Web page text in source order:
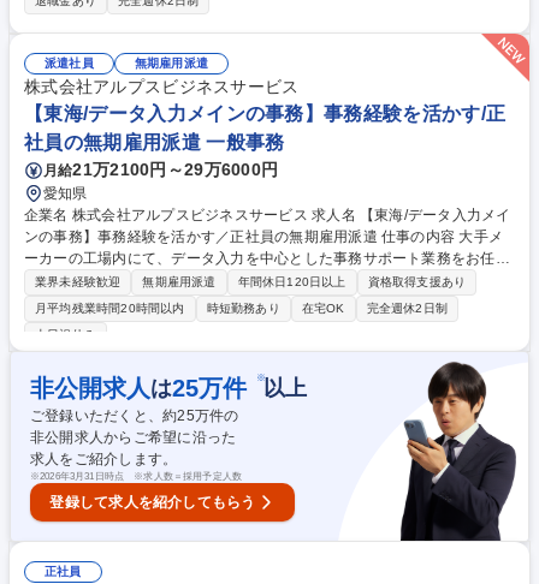
務、現場改善業務 【働き方】入社後2026年度中は日勤×土日休みでの勤
務。2027年4月以降は夜勤を含む交代勤務を担っていただく予定です。※
交代手当が別途支給されます。※詳細は備考欄へ 【当社について】ユニク
ロの「ヒートテック」や「ウルトラライトダウン」の素材にも当社の技術
が使われています。 募集職種 業界経験不問！【名古屋】製造オペレータ
ー(日勤→シフト勤務)/土日休み
派遣社員 無期雇用派遣
株式会社アルプスビジネスサービス
【東海/データ入力メインの事務】事務経験を活かす/正
社員の無期雇用派遣 一般事務
月給21万2100円～29万6000円
愛知県
企業名 株式会社アルプスビジネスサービス 求人名 【東海/データ入力メイ
ンの事務】事務経験を活かす／正社員の無期雇用派遣 仕事の内容 大手メ
ーカーの工場内にて、データ入力を中心とした事務サポート業務をお任せ
します。デスクワーク中心でシンプルな業務からスタートするため、未経
験の方でも安心して始められるポジションです。 ＜具体的な業務内容＞
・データ入力（決まったフォーマットへの入力中心） ・資料作成（Excel
材・在庫管理のサポート、設計部門の事務サポート PCの基本操作ができ
れば問題ありません。研修やOJT等でフォローします。 募集職種 【東海/
データ入力メインの事務】事務経験を活かす／正社員の無期雇用派遣
業界未経験歓迎 無期雇用派遣 年間休日120日以上
資格取得支援あり
月平均残業時間20時間以内
時短勤務あり 在宅OK
完全週休2日制
土日祝休み
非公開求人 は25万件 ※以上
ご登録いただくと、約25万件の
非公開求人からご希望に沿った
求人をご紹介します。
※2026年3月31日時点 ※求人数＝採用予定人数
登録して求人を紹介してもらう
正社員